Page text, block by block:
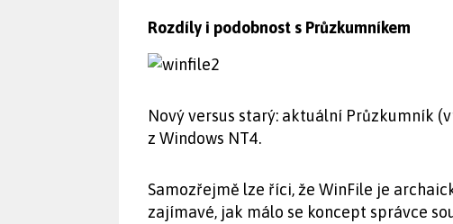
Rozdíly i podobnost s Průzkumníkem
Nový versus starý: aktuální Průzkumník
z Windows NT4.
Samozřejmě lze říci, že WinFile je
zajímavé, jak málo se koncept správce